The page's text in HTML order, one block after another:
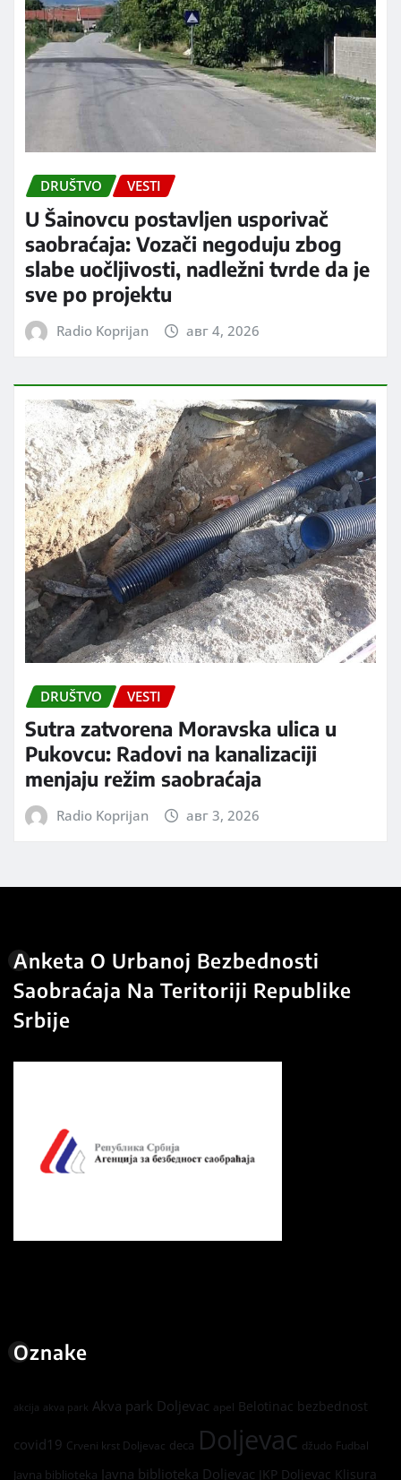
DRUŠTVO VESTI
U Šainovcu postavljen usporivač
saobraćaja: Vozači negoduju zbog
slabe uočljivosti, nadležni tvrde da je
sve po projektu
Radio Koprijan авг 4, 2026
DRUŠTVO VESTI
Sutra zatvorena Moravska ulica u
Pukovcu: Radovi na kanalizaciji
menjaju režim saobraćaja
Radio Koprijan авг 3, 2026
Anketa O Urbanoj Bezbednosti
Saobraćaja Na Teritoriji Republike
Srbije
Oznake
akcija akva park Akva park Doljevac apel Belotinac bezbednost
covid19 Crveni krst Doljevac deca Doljevac džudo Fudbal
Javna biblioteka Javna biblioteka Doljevac JKP Doljevac Klisura